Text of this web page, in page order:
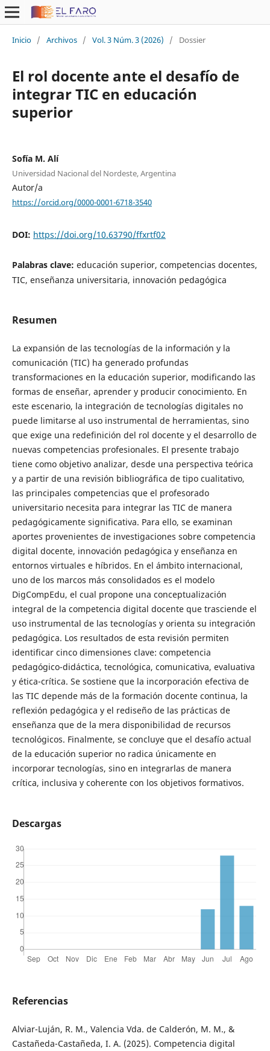
Inicio / Archivos / Vol. 3 Núm. 3 (2026) / Dossier
El rol docente ante el desafío de
integrar TIC en educación
superior
Sofía M. Alí
Universidad Nacional del Nordeste, Argentina
Autor/a
https://orcid.org/0000-0001-6718-3540
DOI: https://doi.org/10.63790/ffxrtf02
Palabras clave: educación superior, competencias docentes,
TIC, enseñanza universitaria, innovación pedagógica
Resumen
La expansión de las tecnologías de la información y la
comunicación (TIC) ha generado profundas
transformaciones en la educación superior, modificando las
formas de enseñar, aprender y producir conocimiento. En
este escenario, la integración de tecnologías digitales no
puede limitarse al uso instrumental de herramientas, sino
que exige una redefinición del rol docente y el desarrollo de
nuevas competencias profesionales. El presente trabajo
tiene como objetivo analizar, desde una perspectiva teórica
y a partir de una revisión bibliográfica de tipo cualitativo,
las principales competencias que el profesorado
universitario necesita para integrar las TIC de manera
pedagógicamente significativa. Para ello, se examinan
aportes provenientes de investigaciones sobre competencia
digital docente, innovación pedagógica y enseñanza en
entornos virtuales e híbridos. En el ámbito internacional,
uno de los marcos más consolidados es el modelo
DigCompEdu, el cual propone una conceptualización
integral de la competencia digital docente que trasciende el
uso instrumental de las tecnologías y orienta su integración
pedagógica. Los resultados de esta revisión permiten
identificar cinco dimensiones clave: competencia
pedagógico-didáctica, tecnológica, comunicativa, evaluativa
y ética-crítica. Se sostiene que la incorporación efectiva de
las TIC depende más de la formación docente continua, la
reflexión pedagógica y el rediseño de las prácticas de
enseñanza que de la mera disponibilidad de recursos
tecnológicos. Finalmente, se concluye que el desafío actual
de la educación superior no radica únicamente en
incorporar tecnologías, sino en integrarlas de manera
crítica, inclusiva y coherente con los objetivos formativos.
Descargas
Referencias
Alviar-Luján, R. M., Valencia Vda. de Calderón, M. M., &
Castañeda-Castañeda, I. A. (2025). Competencia digital